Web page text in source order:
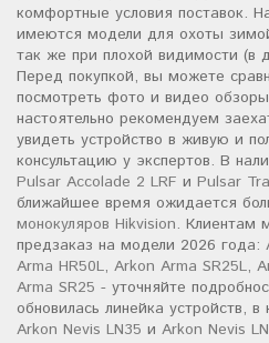
комфортные условия поставок.
имеются модели для охоты
так же при плохой видимости (в
Перед покупкой, вы можете
посмотреть фото и видео
настоятельно рекомендуем
увидеть устройство в живую и
консультацию у экспертов. В
Pulsar Accolade 2 LRF и Pulsar
ближайшее время ожидается
монокуляров Hikvision. Клиентам
предзаказ на модели 2026 года:
Arma HR50L, Arkon Arma SR25L,
Arma SR25 - уточняйте
обновилась линейка устройств,
Arkon Nevis LN35 и Arkon Nevis